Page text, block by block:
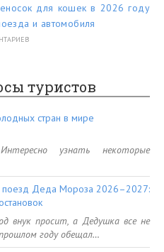
для кошек в 2026 году
и автомобиля
туристов
стран в мире
узнать некоторые
поезд Деда Мороза 2026–2027:
внук просит, а Дедушка все не
году обещал…